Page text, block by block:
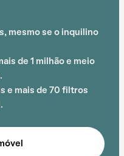
mesmo se o inquilino
de 1 milhão e meio
e mais de 70 filtros